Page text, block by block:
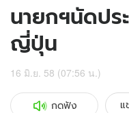
นายกฯนัดป
ญี่ปุ่น
16 มิ.ย. 58 (07:56 น.)
กดฟัง แ